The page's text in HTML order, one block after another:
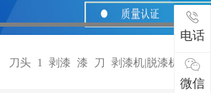
电话
微信
刀头 1 剥漆 漆 刀 剥漆机|脱漆机|磨漆